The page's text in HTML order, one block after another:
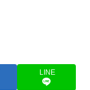
LINE